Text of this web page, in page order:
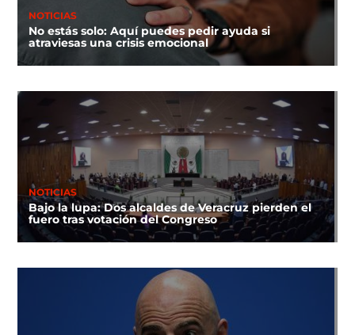
NOTICIAS
No estás solo: Aquí puedes pedir ayuda si
atraviesas una crisis emocional
NOTICIAS
Bajo la lupa: Dos alcaldes de Veracruz pierden el
fuero tras votación del Congreso